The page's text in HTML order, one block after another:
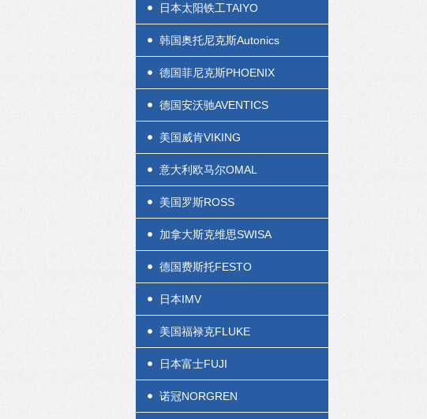
日本太阳铁工TAIYO
韩国奥托尼克斯Autonics
德国菲尼克斯PHOENIX
德国安沃驰AVENTICS
美国威肯VIKING
意大利欧马尔OMAL
美国罗斯ROSS
加拿大斯克维思SWISA
德国费斯托FESTO
日本IMV
美国福禄克FLUKE
日本富士FUJI
诺冠NORGREN